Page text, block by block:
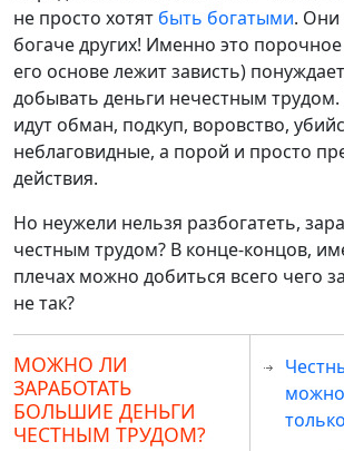
не просто хотят быть богатыми. Они
богаче других! Именно это
его основе лежит зависть)
добывать деньги нечестным трудом.
идут обман, подкуп, воровство,
неблаговидные, а порой и просто
действия.
Но неужели нельзя разбогатеть,
честным трудом? В конце-концов,
плечах можно добиться всего чего
не так?
МОЖНО ЛИ
ЗАРАБОТАТЬ
БОЛЬШИЕ ДЕНЬГИ
ЧЕСТНЫМ ТРУДОМ?